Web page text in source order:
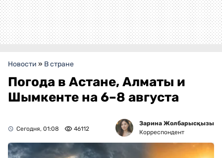
Новости » В стране
Погода в Астане, Алматы и
Шымкенте на 6–8 августа
Сегодня, 01:08 46112
Зарина Жолбарысқызы
Корреспондент